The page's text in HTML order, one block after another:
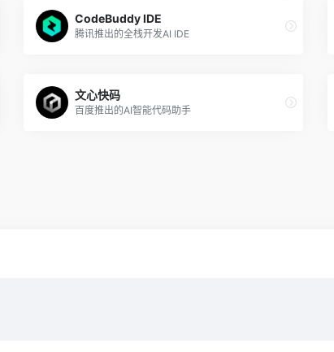
CodeBuddy IDE
腾讯推出的全栈开发AI IDE
文心快码
百度推出的AI智能代码助手